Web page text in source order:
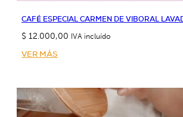
CAFÉ ESPECIAL CARMEN DE VIBORAL
$ 12.000,00 IVA incluído
VER MÁS